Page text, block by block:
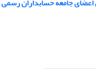
جامعه حسابداران رسمی